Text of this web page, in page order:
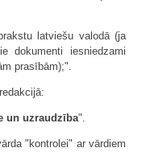
latviešu valodā (ja
dokumenti iesniedzami
prasībām);".
un uzraudzība".
"kontrolei" ar vārdiem